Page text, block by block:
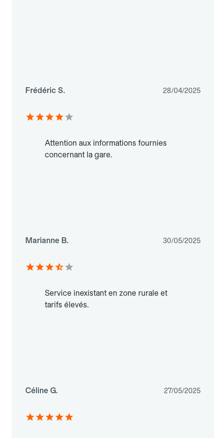
Frédéric S. 28/04/2025
Attention aux informations fournies
concernant la gare.
Marianne B. 30/05/2025
Service inexistant en zone rurale et
tarifs élevés.
Céline G. 27/05/2025